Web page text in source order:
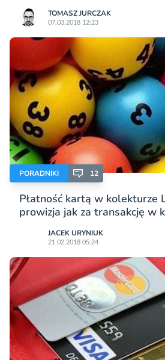
TOMASZ JURCZAK
07.03.2018 12:23
PORADNIKI 12
Płatność kartą w kolekturze
prowizja jak za transakcję w
JACEK URYNIUK
21.02.2018 05:24